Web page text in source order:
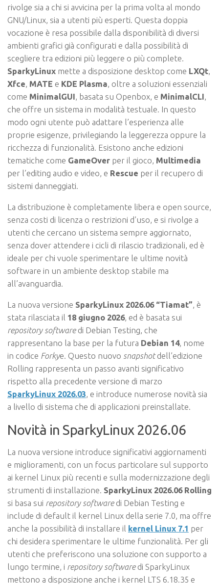
rivolge sia a chi si avvicina per la prima volta al mondo
GNU/Linux, sia a utenti più esperti. Questa doppia
vocazione è resa possibile dalla disponibilità di diversi
ambienti grafici già configurati e dalla possibilità di
scegliere tra edizioni più leggere o più complete.
SparkyLinux mette a disposizione desktop come LXQt,
Xfce, MATE e KDE Plasma, oltre a soluzioni essenziali
come MinimalGUI, basata su Openbox, e MinimalCLI,
che offre un sistema in modalità testuale. In questo
modo ogni utente può adattare l’esperienza alle
proprie esigenze, privilegiando la leggerezza oppure la
ricchezza di funzionalità. Esistono anche edizioni
tematiche come GameOver per il gioco, Multimedia
per l’editing audio e video, e Rescue per il recupero di
sistemi danneggiati.
La distribuzione è completamente libera e open source,
senza costi di licenza o restrizioni d’uso, e si rivolge a
utenti che cercano un sistema sempre aggiornato,
senza dover attendere i cicli di rilascio tradizionali, ed è
ideale per chi vuole sperimentare le ultime novità
software in un ambiente desktop stabile ma
all’avanguardia.
La nuova versione SparkyLinux 2026.06 “Tiamat” , è
stata rilasciata il 18 giugno 2026, ed è basata sui
repository softwaredi Debian Testing, che
rappresentano la base per la futura Debian 14, nome
in codice Forkye. Questo nuovo snapshotdell’edizione
Rolling rappresenta un passo avanti significativo
rispetto alla precedente versione di marzo
SparkyLinux 2026.03 , e introduce numerose novità sia
a livello di sistema che di applicazioni preinstallate.
Novità in SparkyLinux 2026.06
La nuova versione introduce significativi aggiornamenti
e miglioramenti, con un focus particolare sul supporto
ai kernel Linux più recenti e sulla modernizzazione degli
strumenti di installazione. SparkyLinux 2026.06 Rolling
si basa sui repository softwaredi Debian Testing e
include di default il kernel Linux della serie 7.0, ma offre
anche la possibilità di installare il kernel Linux 7.1 per
chi desidera sperimentare le ultime funzionalità. Per gli
utenti che preferiscono una soluzione con supporto a
lungo termine, i repository softwaredi SparkyLinux
mettono a disposizione anche i kernel LTS 6.18.35 e